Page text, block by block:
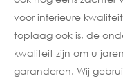
voor inferieure
toplaag ook is, de
kwaliteit zijn om u
garanderen. Wij